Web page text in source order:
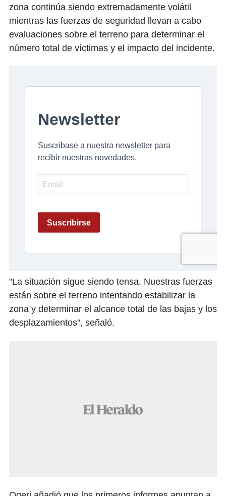
zona continúa siendo extremadamente volátil
mientras las fuerzas de seguridad llevan a cabo
evaluaciones sobre el terreno para determinar el
número total de víctimas y el impacto del incidente.
"La situación sigue siendo tensa. Nuestras fuerzas
están sobre el terreno intentando estabilizar la
zona y determinar el alcance total de las bajas y los
desplazamientos", señaló.